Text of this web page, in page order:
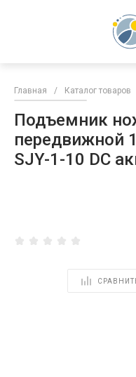
Главная / Каталог товаров
Подъемник
передвижной
SJY-1-10 DC